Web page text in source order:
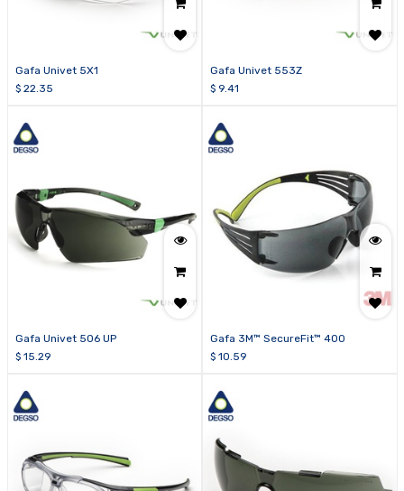
Gafa Univet 5X1
$ 22.35
Gafa Univet 553Z
$ 9.41
Gafa Univet 506 UP
$ 15.29
Gafa 3M™ SecureFit™ 400
$ 10.59